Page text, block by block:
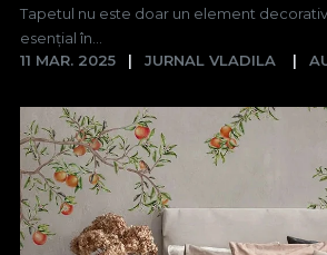
Tapetul nu este doar un element
esențial în...
11 MAR. 2025
JURNAL VLADILA